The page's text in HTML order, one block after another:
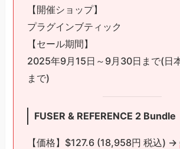
【開催ショップ】
プラグインブティック
【セール期間】
2025年9月15日～9月30日まで(日
まで)
FUSER & REFERENCE 2 Bundle
【価格】$127.6 (18,958円 税込) →